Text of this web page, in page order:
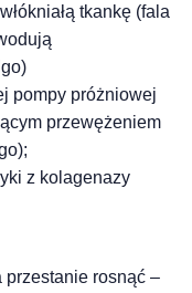
tkankę (fala
pompy próżniowej
przewężeniem
z kolagenazy
przestanie rosnąć –